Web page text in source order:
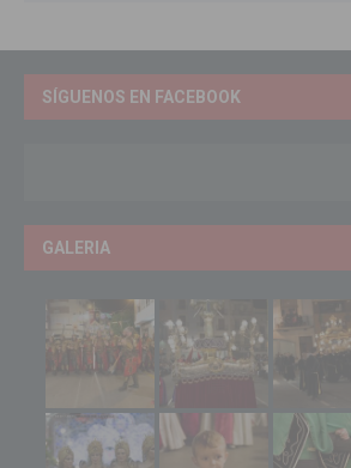
SÍGUENOS EN FACEBOOK
GALERIA